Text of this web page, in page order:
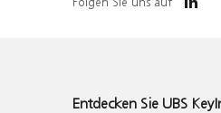
Entdecken Sie UBS